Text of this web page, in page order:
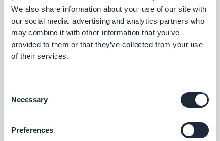
We also share information about your use of our site with
our social media, advertising and analytics partners who
may combine it with other information that you’ve
provided to them or that they’ve collected from your use
of their services.
Selection
Necessary
Preferences
ClickSend
Voeg sms-functionaliteit en -
automatiseringen toe aan uw app
stimuleer de verkoop in uw online winkel